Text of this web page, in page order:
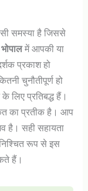
समस्या है जिससे
में आपकी या
प्रकाश हो
चुनौतीपूर्ण हो
प्रतिबद्ध हैं।
का प्रतीक है। आप
है। सही सहायता
रूप से इस
हैं।